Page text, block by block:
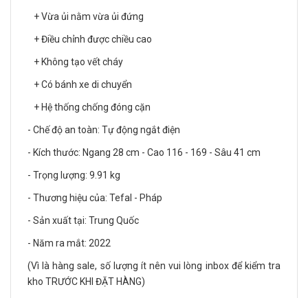
+ Vừa ủi nằm vừa ủi đứng
+ Điều chỉnh được chiều cao
+ Không tạo vết cháy
+ Có bánh xe di chuyển
+ Hệ thống chống đóng cặn
- Chế độ an toàn: Tự động ngắt điện
- Kích thước: Ngang 28 cm - Cao 116 - 169 - Sâu 41 cm
- Trọng lượng: 9.91 kg
- Thương hiệu của: Tefal - Pháp
- Sản xuất tại: Trung Quốc
- Năm ra mắt: 2022
(Vì là hàng sale, số lượng ít nên vui lòng inbox để kiểm tra
kho TRƯỚC KHI ĐẶT HÀNG)